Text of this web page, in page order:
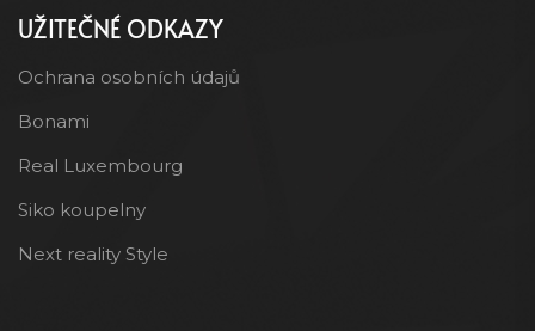
UŽITEČNÉ ODKAZY
Ochrana osobních údajů
Bonami
Real Luxembourg
Siko koupelny
Next reality Style